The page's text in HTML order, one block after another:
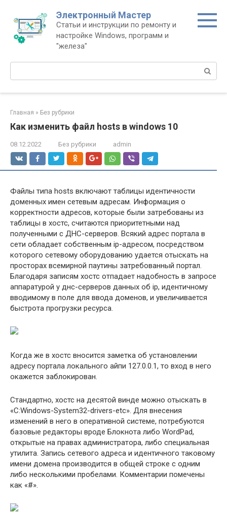
контенту
Электронный Мастер
Статьи и инструкции по ремонту и
настройке Windows, программ и
"железа"
Поиск:
Главная » Без рубрики
Как изменить файл hosts в windows 10
08.12.2022 Без рубрики admin
Файлы типа hosts включают таблицы идентичности
доменных имен сетевым адресам. Информация о
корректности адресов, которые были затребованы из
таблицы в хостс, считаются приоритетными над
полученными с ДНС-серверов. Всякий адрес портала в
сети обладает собственным ip-адресом, посредством
которого сетевому оборудованию удается отыскать на
просторах всемирной паутины затребованный портал.
Благодаря записям хостс отпадает надобность в запросе
аппаратурой у днс-серверов данных об ip, идентичному
вводимому в поле для ввода доменов, и увеличивается
быстрота прогрузки ресурса.
Когда же в хостс вносится заметка об установлении
адресу портала локального айпи 127.0.0.1, то вход в него
окажется заблокирован.
Стандартно, хостс на десятой винде можно отыскать в
«C:Windows-System32-drivers-etc». Для внесения
изменений в него в оперативной системе, потребуются
базовые редакторы вроде Блокнота либо WordPad,
открытые на правах администратора, либо специальная
утилита. Запись сетевого адреса и идентичного таковому
имени домена производится в общей строке с одним
либо несколькими пробелами. Комментарии помечены
как «#».